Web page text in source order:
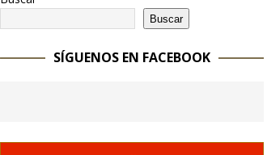
Buscar
SÍGUENOS EN FACEBOOK